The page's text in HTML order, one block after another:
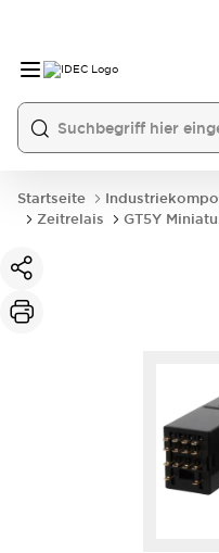
Startseite
Zeitrelais
GT5Y